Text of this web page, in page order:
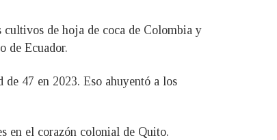
de hoja de coca de Colombia y
de Ecuador.
47 en 2023. Eso ahuyentó a los
en el corazón colonial de Quito.